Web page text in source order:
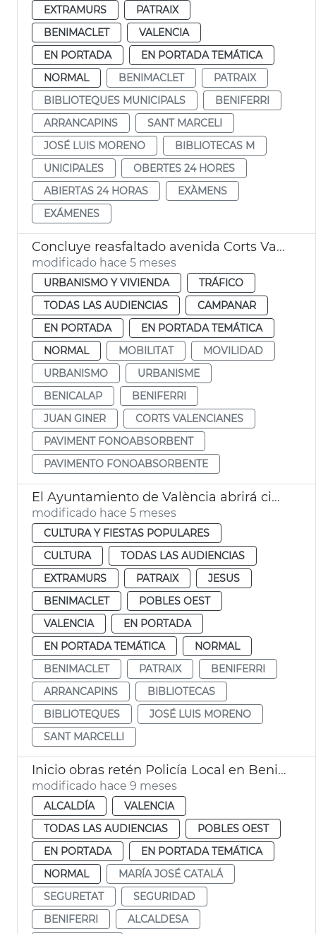
EXTRAMURS
PATRAIX
BENIMACLET
VALENCIA
EN PORTADA
EN PORTADA TEMÁTICA
NORMAL
BENIMACLET
PATRAIX
BIBLIOTEQUES MUNICIPALS
BENIFERRI
ARRANCAPINS
SANT MARCELI
JOSÉ LUIS MORENO
BIBLIOTECAS M
UNICIPALES
OBERTES 24 HORES
ABIERTAS 24 HORAS
EXÀMENS
EXÁMENES
Concluye reasfaltado avenida Corts Valencianes
modificado hace 5 meses
URBANISMO Y VIVIENDA
TRÁFICO
TODAS LAS AUDIENCIAS
CAMPANAR
EN PORTADA
EN PORTADA TEMÁTICA
NORMAL
MOBILITAT
MOVILIDAD
URBANISMO
URBANISME
BENICALAP
BENIFERRI
JUAN GINER
CORTS VALENCIANES
PAVIMENT FONOABSORBENT
PAVIMENTO FONOABSORBENTE
El Ayuntamiento de València abrirá cinco bibliotecas 24 horas durante las épocas de exámenes
modificado hace 5 meses
CULTURA Y FIESTAS POPULARES
CULTURA
TODAS LAS AUDIENCIAS
EXTRAMURS
PATRAIX
JESUS
BENIMACLET
POBLES OEST
VALENCIA
EN PORTADA
EN PORTADA TEMÁTICA
NORMAL
BENIMACLET
PATRAIX
BENIFERRI
ARRANCAPINS
BIBLIOTECAS
BIBLIOTEQUES
JOSÉ LUIS MORENO
SANT MARCELLI
Inicio obras retén Policía Local en Benimàmet
modificado hace 9 meses
ALCALDÍA
VALENCIA
TODAS LAS AUDIENCIAS
POBLES OEST
EN PORTADA
EN PORTADA TEMÁTICA
NORMAL
MARÍA JOSÉ CATALÁ
SEGURETAT
SEGURIDAD
BENIFERRI
ALCALDESA